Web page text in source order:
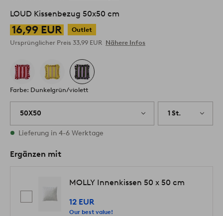
LOUD Kissenbezug 50x50 cm
16,99 EUR
Outlet
Ursprünglicher Preis 33,99 EUR Nähere Infos
Farbe: Dunkelgrün/violett
50X50 1 St.
Vorrätig
Lieferung in 4-6 Werktage
Ergänzen mit
MOLLY Innenkissen 50 x 50 cm
12 EUR
Our best value!